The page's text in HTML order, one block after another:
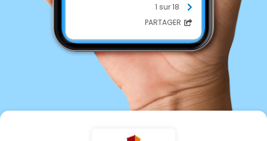
d’obtenir davantage
d’informations et de
connaître les démarches à
suivre.
1 sur 18
PARTAGER